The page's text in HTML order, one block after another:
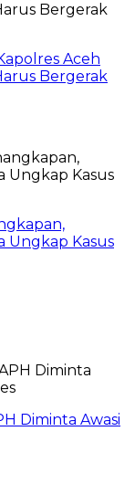
Aceh
Bergerak
Ungkap Kasus
Diminta Awasi